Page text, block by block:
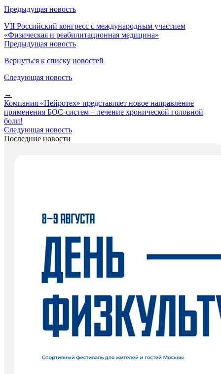
Предыдущая новость
VII Российский конгресс с международным участием
«Физическая и реабилитационная медицина»
Предыдущая новость
Вернуться к списку новостей
Следующая новость
→
Компания «Нейротех» представляет новое направление
применения БОС-систем – лечение хронической головной
боли!
Следующая новость
Последние новости